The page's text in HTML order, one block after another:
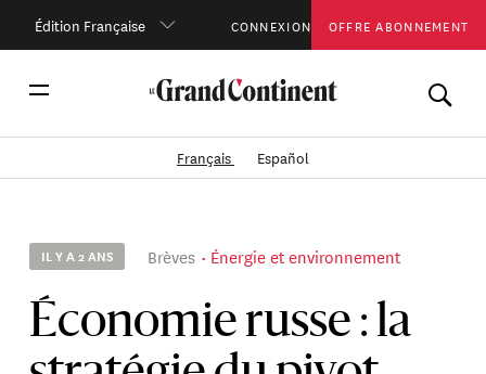
Édition Française CONNEXION OFFRE ABONNEMENT
Français Español
IL Y A 2 ANS Brèves Énergie et environnement
Économie russe : la